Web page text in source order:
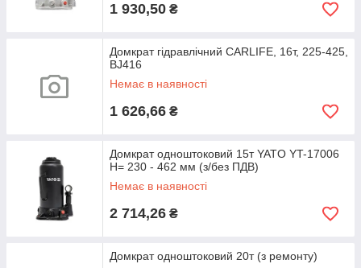
1 930,50 ₴
Домкрат гідравлічний CARLIFE, 16т, 225-425,
BJ416
Немає в наявності
1 626,66 ₴
Домкрат одноштоковий 15т YATO YT-17006
H= 230 - 462 мм (з/без ПДВ)
Немає в наявності
2 714,26 ₴
Домкрат одноштоковий 20т (з ремонту)